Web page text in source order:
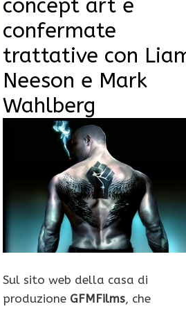
concept art e
confermate
trattative con
Neeson e Mark
Wahlberg
Sul sito web della casa di
produzioneGFMFilms, che